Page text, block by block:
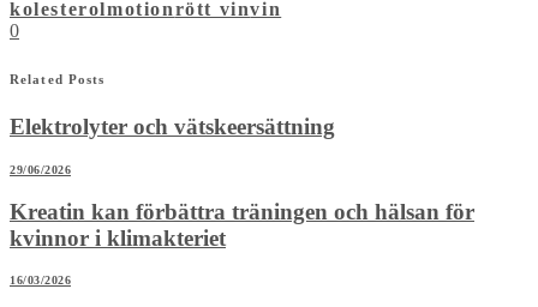
kolesterolmotionrött vinvin
0
Related Posts
Elektrolyter och vätskeersättning
29/06/2026
Kreatin kan förbättra träningen och hälsan för
kvinnor i klimakteriet
16/03/2026